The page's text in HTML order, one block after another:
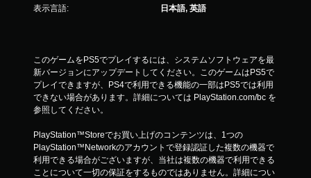
表示言語: 日本語, 英語
このゲームをPS5でプレイするには、システムソフトウェアを最
新バージョンにアップデートしてください。このゲームはPS5で
プレイできますが、PS4で利用できる機能の一部はPS5では利用
できない場合があります。詳細については PlayStation.com/bc を
参照してください。
PlayStation™Storeでお買い上げのコンテンツは、1つの
PlayStation™Networkのアカウントで登録認証した複数の機器で
利用できる場合がございますが、当社は複数の機器で利用できる
ことについて一切の保証をするものではありません。詳細につい